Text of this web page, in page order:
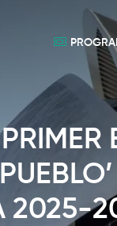
2025-